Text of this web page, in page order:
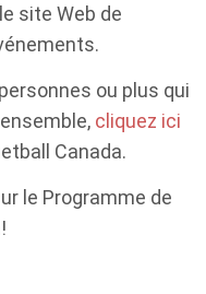
site Web de
ou plus qui
cliquez ici
Canada.
le Programme de